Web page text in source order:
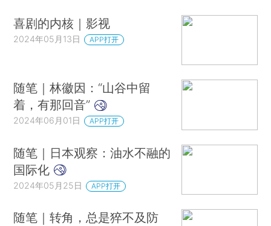
喜剧的内核｜影视
2024年05月13日 APP打开
随笔｜林徽因：“山谷中留
着，有那回音”
2024年06月01日 APP打开
随笔｜日本观察：油水不融的
国际化
2024年05月25日 APP打开
随笔｜转角，总是猝不及防